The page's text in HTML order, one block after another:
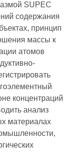
SUPEC
содержания
принцип
массы к
атомов
концентраций
анализ
материалах